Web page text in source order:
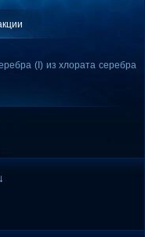
(I) из хлората серебра